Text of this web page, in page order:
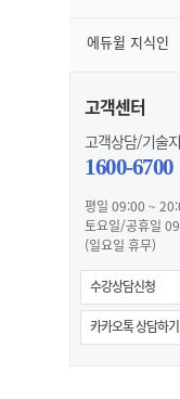
에듀윌 지식인
고객센터
고객상담/기술
1600-6700
평일 09:00 ~
토요일/공휴일
(일요일 휴무)
수강상담신청
카카오톡 상담하기